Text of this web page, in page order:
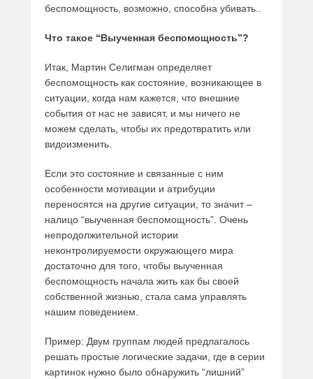
беспомощность, возможно, способна убивать..
Что такое “Выученная беспомощность”?
Итак, Мартин Селигман определяет
беспомощность как состояние, возникающее в
ситуации, когда нам кажется, что внешние
события от нас не зависят, и мы ничего не
можем сделать, чтобы их предотвратить или
видоизменить.
Если это состояние и связанные с ним
особенности мотивации и атрибуции
переносятся на другие ситуации, то значит –
налицо “выученная беспомощность”. Очень
непродолжительной истории
неконтролируемости окружающего мира
достаточно для того, чтобы выученная
беспомощность начала жить как бы своей
собственной жизнью, стала сама управлять
нашим поведением.
Пример: Двум группам людей предлагалось
решать простые логические задачи, где в серии
картинок нужно было обнаружить “лишний”